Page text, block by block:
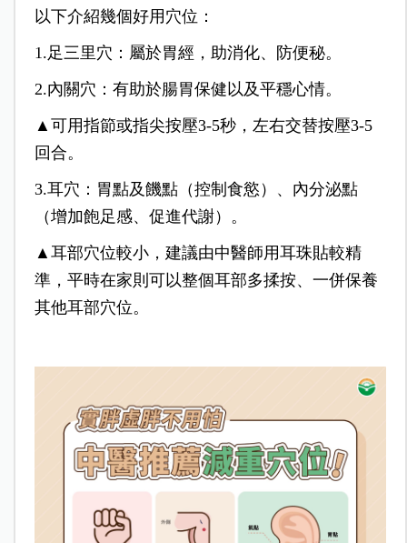
以下介紹幾個好用穴位：
1.足三里穴：屬於胃經，助消化、防便秘。
2.內關穴：有助於腸胃保健以及平穩心情。
▲可用指節或指尖按壓3-5秒，左右交替按壓3-5
回合。
3.耳穴：胃點及饑點（控制食慾）、內分泌點
（增加飽足感、促進代謝）。
▲耳部穴位較小，建議由中醫師用耳珠貼較精
準，平時在家則可以整個耳部多揉按、一併保養
其他耳部穴位。